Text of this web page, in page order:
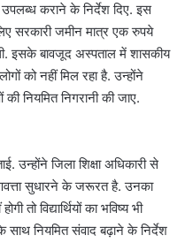
कराने के निर्देश दिए. इस
सरकारी जमीन मात्र एक रुपये
इसके बावजूद अस्पताल में शासकीय
को नहीं मिल रहा है. उन्होंने
नियमित निगरानी की जाए.
उन्होंने जिला शिक्षा अधिकारी से
सुधारने के जरूरत है. उनका
तो विद्यार्थियों का भविष्य भी
के साथ नियमित संवाद बढ़ाने के निर्देश